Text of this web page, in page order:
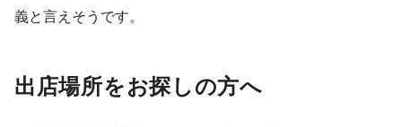
義と言えそうです。
出店場所をお探しの方へ